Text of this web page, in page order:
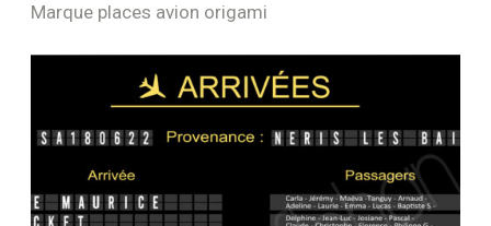
Marque places avion origami